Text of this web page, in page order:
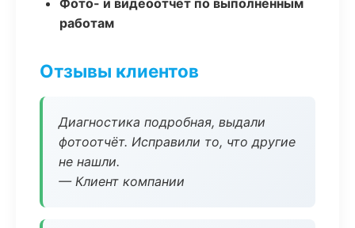
Фото- и видеоотчёт по выполненным
работам
Отзывы клиентов
Диагностика подробная, выдали
фотоотчёт. Исправили то, что другие
не нашли.
— Клиент компании